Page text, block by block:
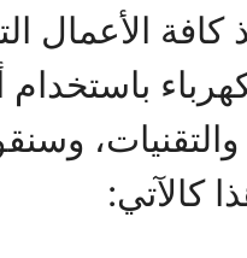
كافة الأعمال
والتقنيات،
كالآتي: